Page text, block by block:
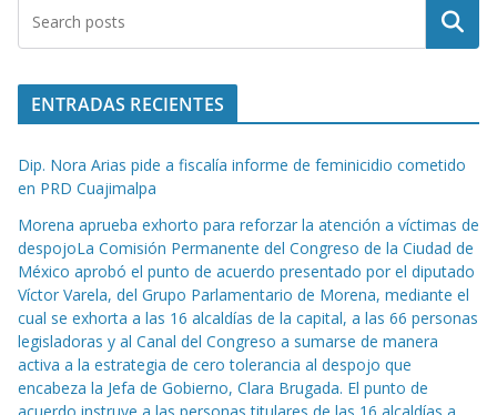
Buscar
ENTRADAS RECIENTES
Dip. Nora Arias pide a fiscalía informe de feminicidio cometido
en PRD Cuajimalpa
Morena aprueba exhorto para reforzar la atención a víctimas de
despojoLa Comisión Permanente del Congreso de la Ciudad de
México aprobó el punto de acuerdo presentado por el diputado
Víctor Varela, del Grupo Parlamentario de Morena, mediante el
cual se exhorta a las 16 alcaldías de la capital, a las 66 personas
legisladoras y al Canal del Congreso a sumarse de manera
activa a la estrategia de cero tolerancia al despojo que
encabeza la Jefa de Gobierno, Clara Brugada. El punto de